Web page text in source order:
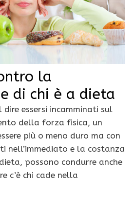
la
di chi è a dieta
dire essersi incamminati sul
della forza fisica, un
più o meno duro ma con
nell’immediato e la costanza
possono condurre anche
c’è chi cade nella